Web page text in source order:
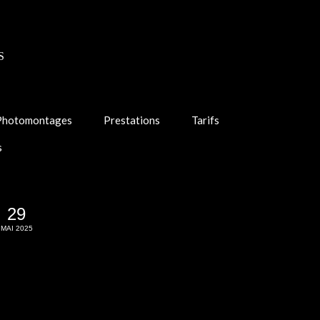
Prestations Tarifs
29
MAI 2025